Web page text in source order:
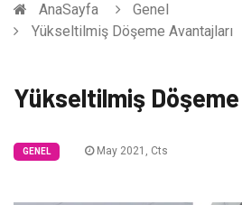
AnaSayfa
Genel
Yükseltilmiş Döşeme Avantajları
Yükseltilmiş
GENEL May 2021, Cts